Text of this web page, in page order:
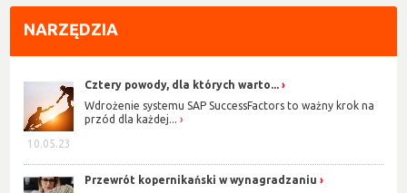
NARZĘDZIA
10.05.23
Cztery powody, dla których warto...
Wdrożenie systemu SAP SuccessFactors to ważny krok na
przód dla każdej...
Przewrót kopernikański w wynagradzaniu